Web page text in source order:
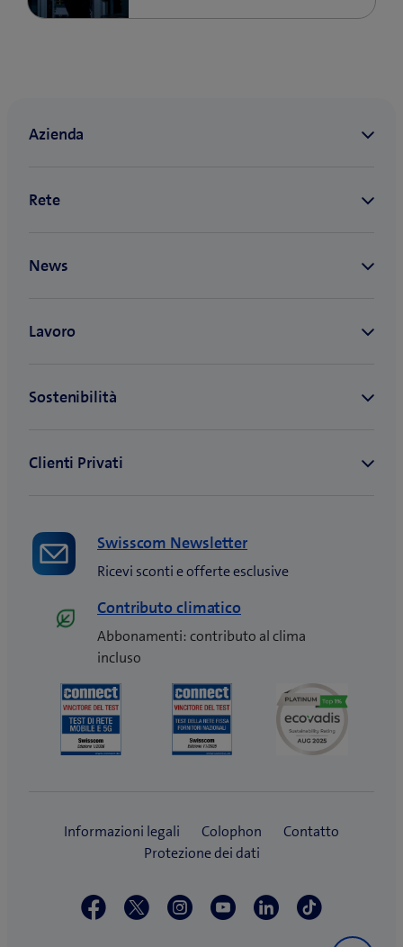
Swisscom Newsletter
Ricevi sconti e offerte esclusive
Contributo climatico
Abbonamenti: contributo al clima
incluso